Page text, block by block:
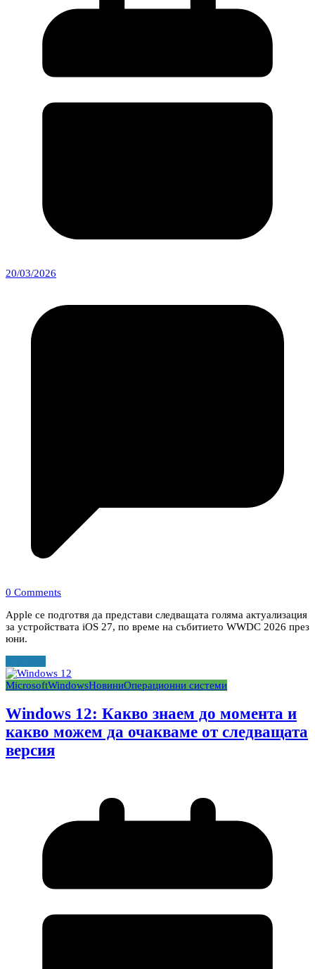
20/03/2026
0 Comments
Apple се подготвя да представи следващата голяма актуализация
за устройствата iOS 27, по време на събитието WWDC 2026 през
юни.
MicrosoftWindowsНовиниОперационни системи
Windows 12: Какво знаем до момента и
какво можем да очакваме от следващата
версия